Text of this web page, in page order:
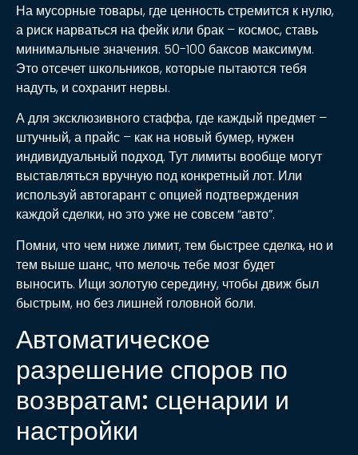
На мусорные товары, где ценность стремится к нулю,
а риск нарваться на фейк или брак – космос, ставь
минимальные значения. 50-100 баксов максимум.
Это отсечет школьников, которые пытаются тебя
надуть, и сохранит нервы.
А для эксклюзивного стаффа, где каждый предмет –
штучный, а прайс – как на новый бумер, нужен
индивидуальный подход. Тут лимиты вообще могут
выставляться вручную под конкретный лот. Или
используй автогарант с опцией подтверждения
каждой сделки, но это уже не совсем “авто”.
Помни, что чем ниже лимит, тем быстрее сделка, но и
тем выше шанс, что мелочь тебе мозг будет
выносить. Ищи золотую середину, чтобы движ был
быстрым, но без лишней головной боли.
Автоматическое
разрешение споров по
возвратам: сценарии и
настройки